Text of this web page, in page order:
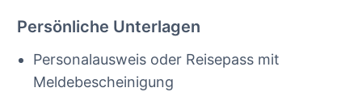
Persönliche Unterlagen
Personalausweis oder Reisepass mit
Meldebescheinigung